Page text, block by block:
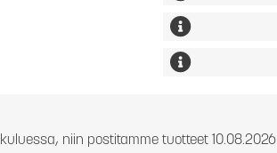
kuluessa, niin postitamme tuotteet 10.08.2026